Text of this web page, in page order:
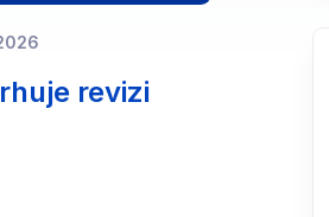
revizi